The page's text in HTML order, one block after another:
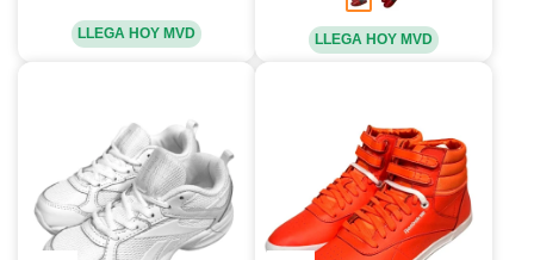
LLEGA HOY MVD LLEGA HOY MVD